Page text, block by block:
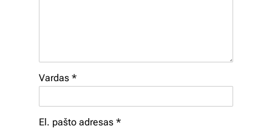
Vardas *
El. pašto adresas *